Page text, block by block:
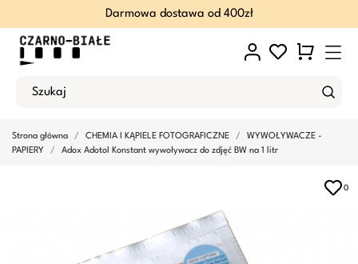
Darmowa dostawa od 400zł
Strona główna CHEMIA I KĄPIELE FOTOGRAFICZNE
WYWOŁYWACZE -
PAPIERY
Adox Adotol Konstant wywoływacz do zdjęć BW na 1 litr
0